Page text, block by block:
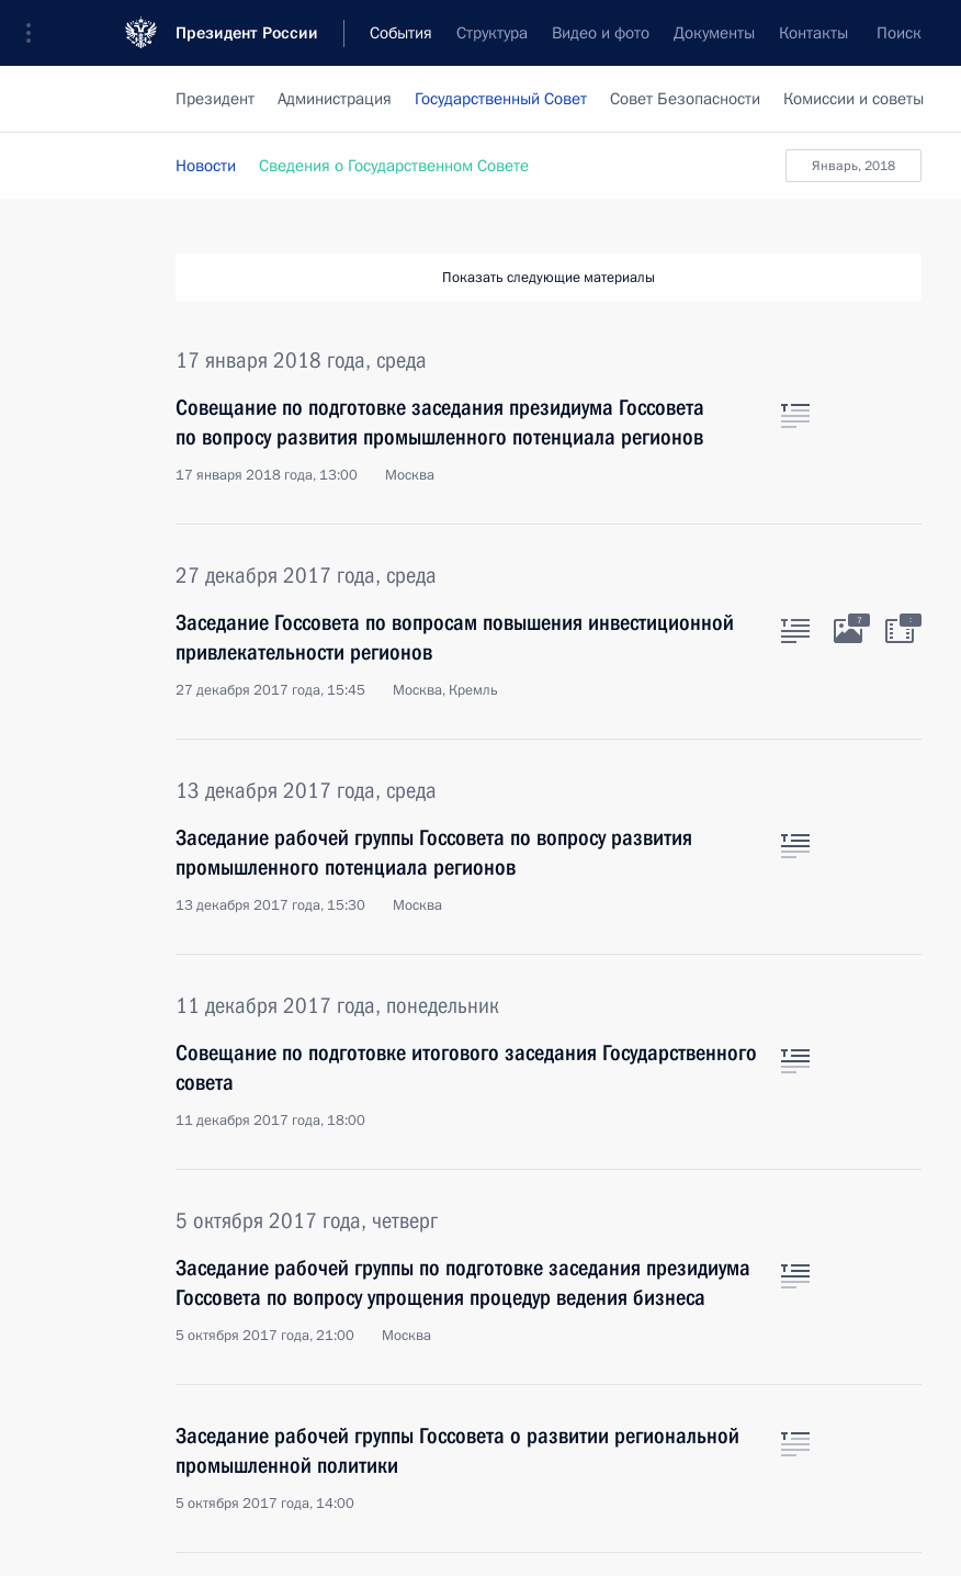
Президент России События Структура Видео и фото Документы Контакты Поиск
Президент Администрация Государственный Совет Совет Безопасности Комиссии и советы
январь, 2018
Новости Сведения о Государственном Совете
Показать следующие материалы
17 января 2018 года, среда
Совещание по подготовке заседания президиума Госсовета
по вопросу развития промышленного потенциала регионов
17 января 2018 года, 13:00 Москва
27 декабря 2017 года, среда
Заседание Госсовета по вопросам повышения инвестиционной
привлекательности регионов
27 декабря 2017 года, 15:45 Москва, Кремль
7 :
13 декабря 2017 года, среда
Заседание рабочей группы Госсовета по вопросу развития
промышленного потенциала регионов
13 декабря 2017 года, 15:30 Москва
11 декабря 2017 года, понедельник
Совещание по подготовке итогового заседания Государственного
совета
11 декабря 2017 года, 18:00
5 октября 2017 года, четверг
Заседание рабочей группы по подготовке заседания президиума
Госсовета по вопросу упрощения процедур ведения бизнеса
5 октября 2017 года, 21:00 Москва
Заседание рабочей группы Госсовета о развитии региональной
промышленной политики
5 октября 2017 года, 14:00